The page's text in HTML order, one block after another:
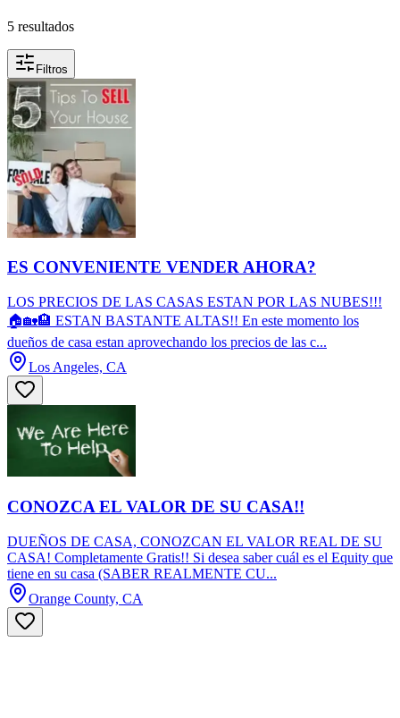
5 resultados
Filtros
ES CONVENIENTE VENDER AHORA?
LOS PRECIOS DE LAS CASAS ESTAN POR LAS NUBES!!!
🏠🏡🏨 ESTAN BASTANTE ALTAS!! En este momento los
dueños de casa estan aprovechando los precios de las c...
Los Angeles, CA
CONOZCA EL VALOR DE SU CASA!!
DUEÑOS DE CASA, CONOZCAN EL VALOR REAL DE SU
CASA! Completamente Gratis!! Si desea saber cuál es el Equity que
tiene en su casa (SABER REALMENTE CU...
Orange County, CA